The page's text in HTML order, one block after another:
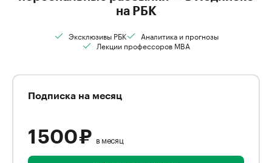
на РБК
Эксклюзивы РБК
Аналитика и прогнозы
Лекции профессоров MBA
Подписка на месяц
1 500 ₽ в месяц